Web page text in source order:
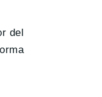
del